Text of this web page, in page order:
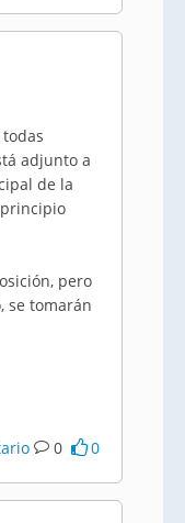
adjunto a
de la
pero
se tomarán
0 0